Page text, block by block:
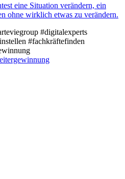
eine Situation verändern, ein
ohne wirklich etwas zu verändern.
#digitalexperts
#fachkräftefinden